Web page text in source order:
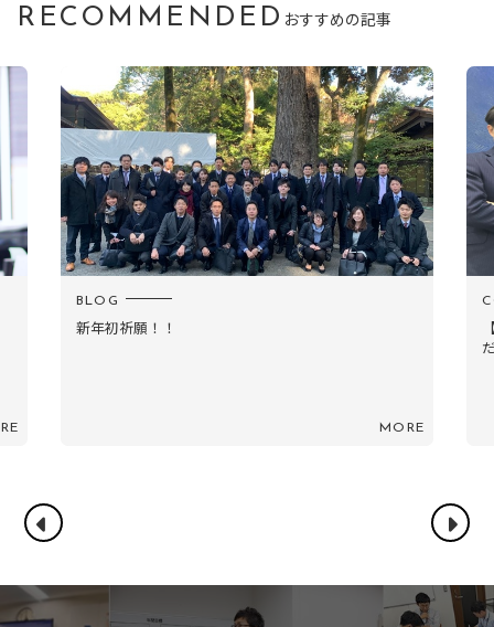
RECOMMENDED おすすめの記事
COMPANY
【若手座談会】イデアルを選んだ理由。難しい仕事
MORE